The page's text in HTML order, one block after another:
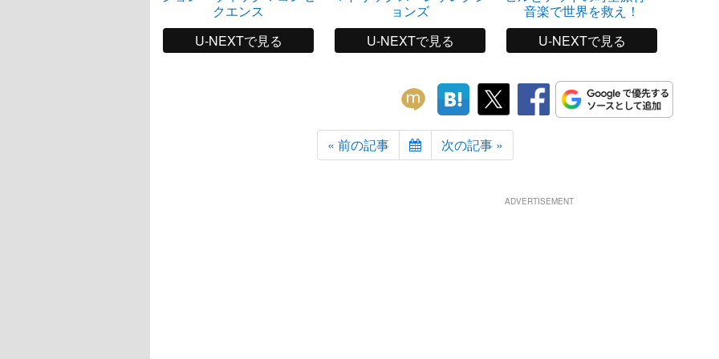
クエンス
U-NEXTで見る
ョンズ
U-NEXTで見る
音楽で世界を救え！
U-NEXTで見る
« 前の記事 次の記事 »
ADVERTISEMENT